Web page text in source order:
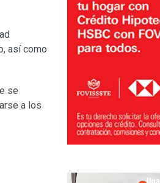
así como
se
a los